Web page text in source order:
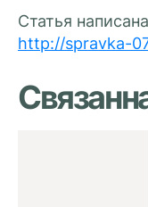
Статья
http://spravka-